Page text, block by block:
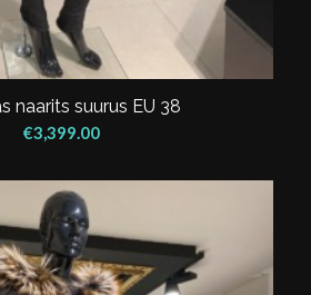
naarits suurus EU 38
€3,399.00